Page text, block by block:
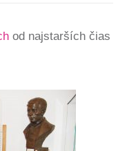
od najstarších čias